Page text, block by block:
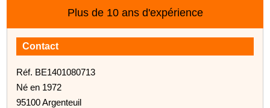
Plus de 10 ans d'expérience
Contact
Réf. BE1401080713
Né en 1972
95100 Argenteuil